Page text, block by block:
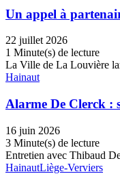
Un appel à
22 juillet 2026
1 Minute(s) de lecture
La Ville de La Louvière
Hainaut
Alarme De Clerck :
16 juin 2026
3 Minute(s) de lecture
Entretien avec Thibaud
HainautLiège-Verviers